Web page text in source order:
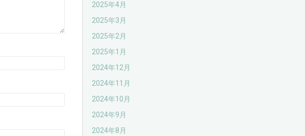
2025年4月
2025年3月
2025年2月
2025年1月
2024年12月
2024年11月
2024年10月
2024年9月
2024年8月